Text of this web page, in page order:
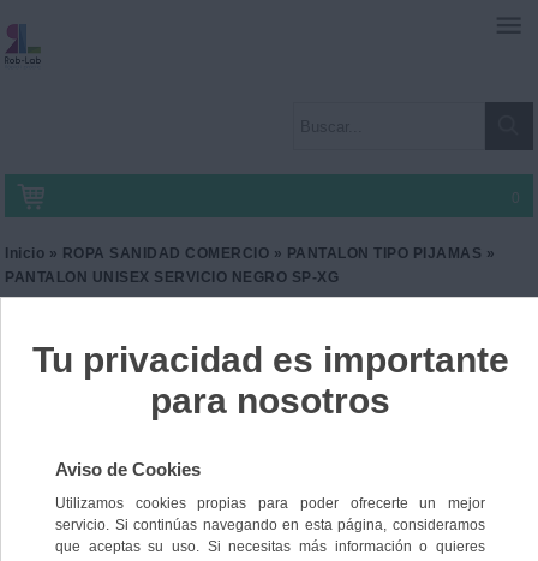
0
Inicio » ROPA SANIDAD COMERCIO » PANTALON TIPO PIJAMAS »
PANTALON UNISEX SERVICIO NEGRO SP-XG
PANTALON UNISEX
SERVICIO NEGRO SP-XG
Ref. CD-8201701
Color